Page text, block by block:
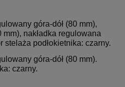
góra-dół (80 mm),
mm), nakładka regulowana
stelaża podłokietnika: czarny.
góra-dół (80 mm).
czarny.